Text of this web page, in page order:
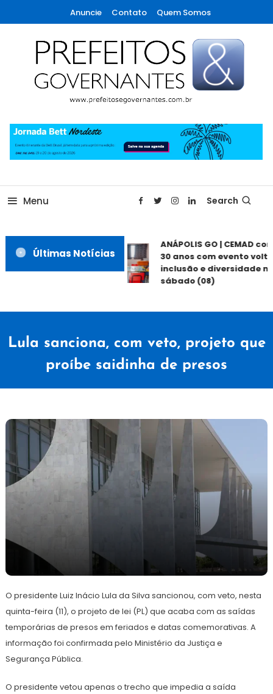
To
Content
Anuncie Contato Quem Somos
Prefeitos & Governantes
Menu Search
Últimas Notícias
ANÁPOLIS GO | CEMAD
30 anos com evento
inclusão e diversidade
sábado (08)
Lula sanciona, com veto, projeto que
proíbe saidinha de presos
abril
de
2024
Redação
O presidente Luiz Inácio Lula da Silva sancionou, com veto, nesta
quinta-feira (11), o projeto de lei (PL) que acaba com as saídas
temporárias de presos em feriados e datas comemorativas. A
informação foi confirmada pelo Ministério da Justiça e
Segurança Pública.
O presidente vetou apenas o trecho que impedia a saída